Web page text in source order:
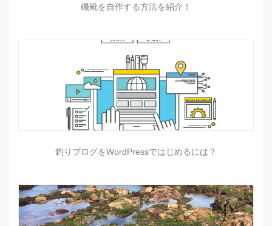
磯靴を自作する方法を紹介！
釣りブログをWordPressではじめるには？